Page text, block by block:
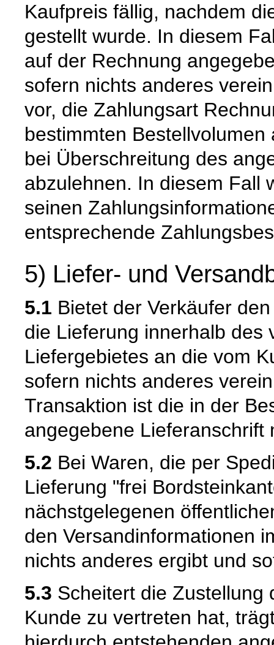
Kaufpreis fällig, nachdem
gestellt wurde. In diesem
auf der Rechnung
sofern nichts anderes
vor, die Zahlungsart
bestimmten
bei Überschreitung des
abzulehnen. In diesem Fall
seinen
entsprechende
5) Liefer- und
5.1 Bietet der Verkäufer
die Lieferung innerhalb des
Liefergebietes an die vom
sofern nichts anderes
Transaktion ist die in der
angegebene Lieferanschrift
5.2 Bei Waren, die per
Lieferung "frei
nächstgelegenen
den Versandinformationen
nichts anderes ergibt und
5.3 Scheitert die Zustellung
Kunde zu vertreten hat,